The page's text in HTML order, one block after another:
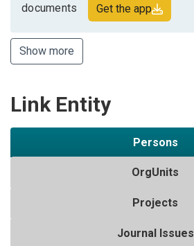
documents
Get the app
Show more
Link Entity
Persons
OrgUnits
Projects
Journal Issues